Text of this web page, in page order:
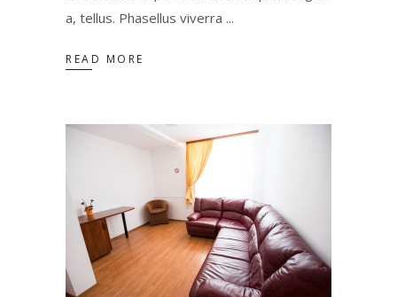
a, tellus. Phasellus viverra
READ MORE